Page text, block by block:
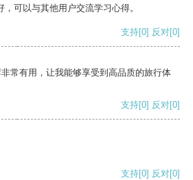
可以与其他用户交流学习心得。
支持[0] 反对[0]
常有用，让我能够享受到高品质的旅行体
支持[0] 反对[0]
支持[0] 反对[0]